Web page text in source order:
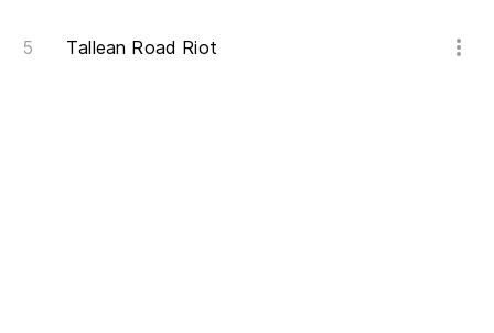
Tallean Road Riot